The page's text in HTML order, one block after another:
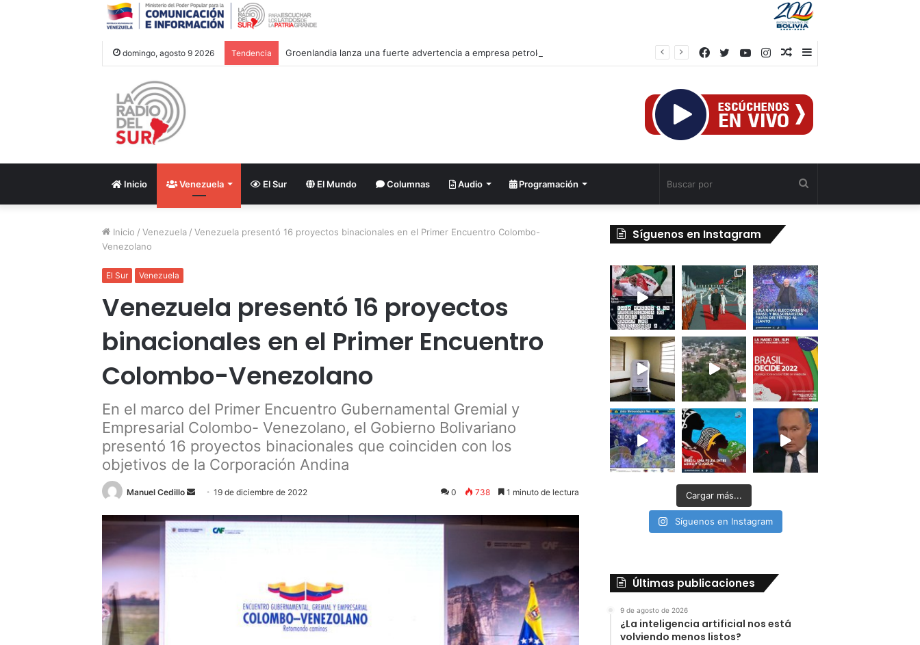
domingo, agosto 9 2026 Tendencia Groenlandia lanza una fuerte advertencia a empresa petrolera vinculada a Trump
Barra
Publicación
azar
Instagram
YouTube
Twitter
Facebook
Inicio Venezuela El Sur El Mundo Columnas Audio Programación
Inicio / Venezuela / Venezuela presentó 16 proyectos binacionales en el Primer Encuentro Colombo-
Venezolano
El Sur Venezuela
Venezuela presentó 16 proyectos
binacionales en el Primer Encuentro
Colombo-Venezolano
En el marco del Primer Encuentro Gubernamental Gremial y
Empresarial Colombo- Venezolano, el Gobierno Bolivariano
presentó 16 proyectos binacionales que coinciden con los
objetivos de la Corporación Andina
Manuel Cedillo
Send
email
19 de diciembre de 2022 0 738 1 minuto de lectura
Síguenos en Instagram
Cargar más...
Síguenos en Instagram
Últimas publicaciones
9 de agosto de 2026
¿La inteligencia artificial nos está
volviendo menos listos?